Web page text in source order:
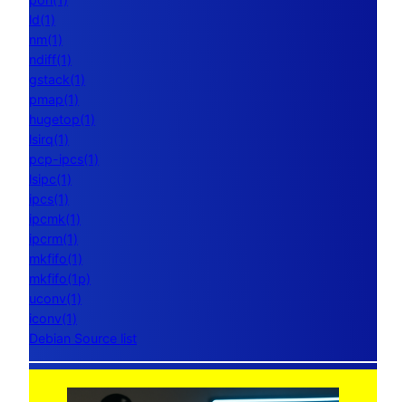
ld(1)
nm(1)
ndiff(1)
gstack(1)
pmap(1)
hugetop(1)
lsirq(1)
pcp-ipcs(1)
lsipc(1)
ipcs(1)
ipcmk(1)
ipcrm(1)
mkfifo(1)
mkfifo(1p)
uconv(1)
iconv(1)
Debian Source list